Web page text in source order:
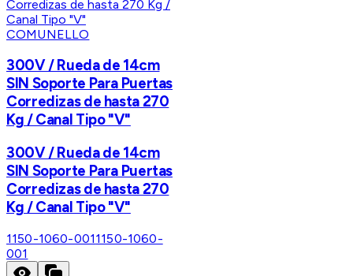
COMUNELLO
300V / Rueda de 14cm
SIN Soporte Para Puertas
Corredizas de hasta 270
Kg / Canal Tipo "V"
300V / Rueda de 14cm
SIN Soporte Para Puertas
Corredizas de hasta 270
Kg / Canal Tipo "V"
1150-1060-0011150-1060-
001